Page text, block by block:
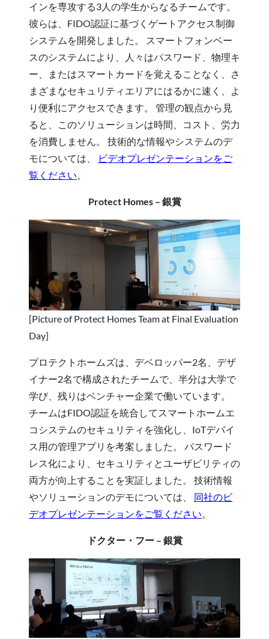
インを専攻する3人の学生からなるチームです。
彼らは、FIDO認証に基づくゲートアクセス制御
システムを開発しました。 スマートフォンベー
スのシステムにより、人々はパスワード、物理キ
ー、またはスマートカードを覚えることなく、さ
まざまなセキュリティエリアにはるかに速く、よ
り便利にアクセスできます。 管理の観点から見
ると、このソリューションは時間、コスト、労力
を消費しません。 技術的な情報やシステムのデ
モについては、
ビデオプレゼンテーションをご
覧ください。
Protect Homes – 銀賞
[Picture of Protect Homes Team at Final Evaluation
Day]
プロテクトホームズは、デベロッパー2名、デザ
イナー2名で構成されたチームで、半分は大学で
学び、残りはベンチャー企業で働いています。
チームはFIDO認証を統合してスマートホームエ
コシステムのセキュリティを強化し、IoTデバイ
ス用の管理アプリを考案しました。 パスワード
レス化により、セキュリティとユーザビリティの
両方が向上することを実証しました。 技術情報
やソリューションのデモについては、 同社のビ
デオプレゼンテーションをご覧ください。
ドクター・フー – 銀賞